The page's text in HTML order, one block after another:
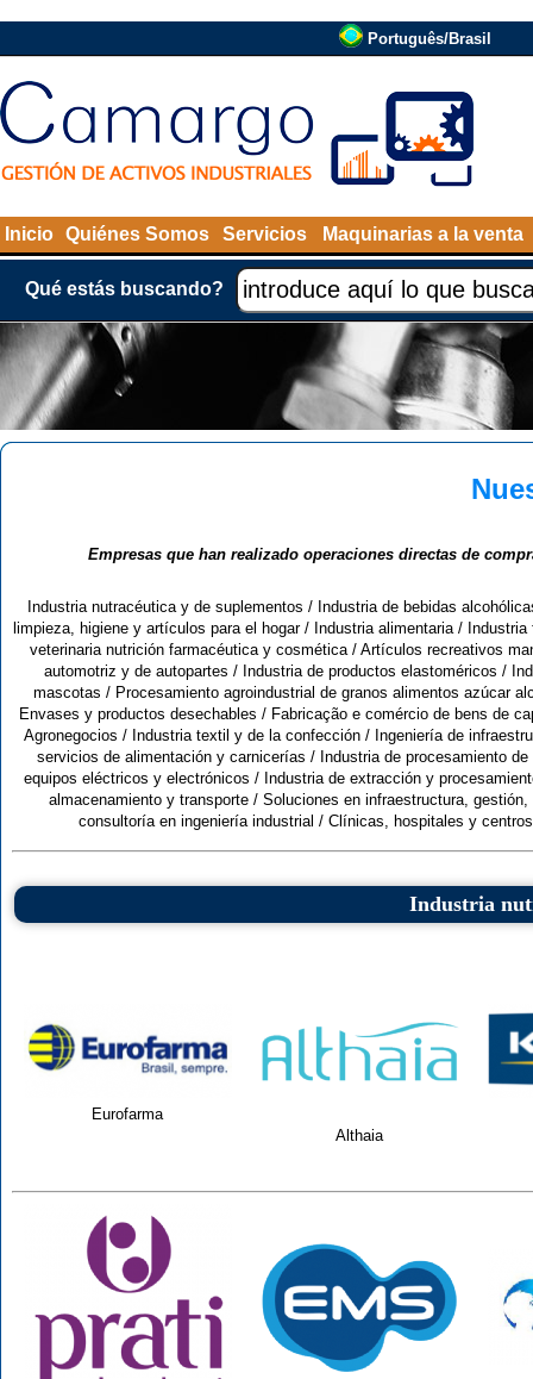
Português/Brasil
Inicio Quiénes Somos Servicios Maquinarias a la venta
Qué estás buscando?
Empresas que han realizado operaciones directas de
Industria nutracéutica y de suplementos / Industria de bebidas
limpieza, higiene y artículos para el hogar/ Industria alimentaria/
veterinaria nutrición farmacéutica y cosmética/ Artículos recreativos
automotriz y de autopartes / Industria de productos elastoméricos /
mascotas / Procesamiento agroindustrial de granos alimentos azúcar
Envases y productos desechables / Fabricação e comércio de bens de
Agronegocios / Industria textil y de la confección / Ingeniería de
servicios de alimentación y carnicerías / Industria de procesamiento
equipos eléctricos y electrónicos / Industria de extracción y
almacenamiento y transporte /Soluciones en infraestructura,
consultoría en ingeniería industrial / Clínicas, hospitales y
Industria
Eurofarma
Althaia